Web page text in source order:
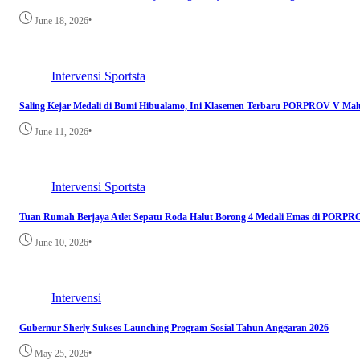
June 18, 2026•
Intervensi Sportsta
Saling Kejar Medali di Bumi Hibualamo, Ini Klasemen Terbaru PORPROV V
June 11, 2026•
Intervensi Sportsta
Tuan Rumah Berjaya Atlet Sepatu Roda Halut Borong 4 Medali Emas di
June 10, 2026•
Intervensi
Gubernur Sherly Sukses Launching Program Sosial Tahun Anggaran 2026
May 25, 2026•